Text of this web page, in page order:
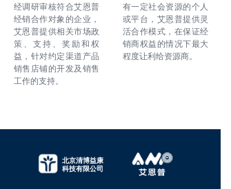
经调研审核符合艾恩普
经销合作对象的企业，
艾恩普提供相关市场政
策、支持、奖励和权
益，针对约定渠道产品
销售店铺的开发及销售
工作的支持。
有一定社会资源的个人
或平台，艾恩普提供灵
活合作模式，在保证经
销商权益的情况下最大
程度让利给资源商。
北京清博益康
科技有限公司